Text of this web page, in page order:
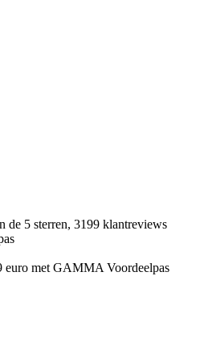
de 5 sterren, 3199 klantreviews
euro met GAMMA Voordeelpas